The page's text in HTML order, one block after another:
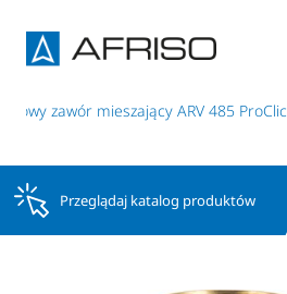
zawór mieszający ARV 485
Przeglądaj katalog produktów